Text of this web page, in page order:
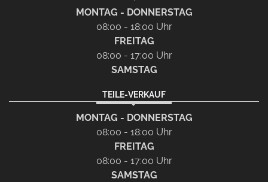
MONTAG - DONNERSTAG
08:00 - 18:00 Uhr
FREITAG
08:00 - 17:00 Uhr
SAMSTAG
TEILE-VERKAUF
MONTAG - DONNERSTAG
08:00 - 18:00 Uhr
FREITAG
08:00 - 17:00 Uhr
SAMSTAG